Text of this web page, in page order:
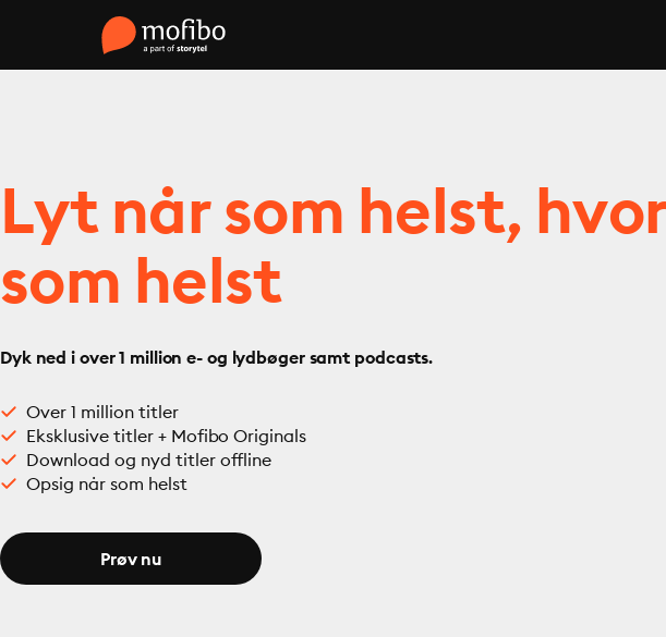
Lyt når som helst,
som helst
Dyk ned i over 1 million e- og lydbøger samt podcasts.
Over 1 million titler
Eksklusive titler + Mofibo Originals
Download og nyd titler offline
Opsig når som helst
Prøv nu